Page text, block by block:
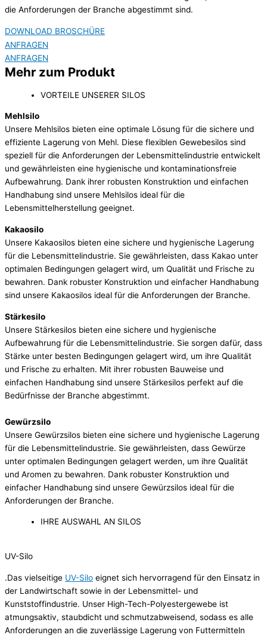
die Anforderungen der Branche abgestimmt sind.
DOWNLOAD BROSCHÜRE
ANFRAGEN
ANFRAGEN
Mehr zum Produkt
VORTEILE UNSERER SILOS
Mehlsilo
Unsere Mehlsilos bieten eine optimale Lösung für die sichere und
effiziente Lagerung von Mehl. Diese flexiblen Gewebesilos sind
speziell für die Anforderungen der Lebensmittelindustrie entwickelt
und gewährleisten eine hygienische und kontaminationsfreie
Aufbewahrung. Dank ihrer robusten Konstruktion und einfachen
Handhabung sind unsere Mehlsilos ideal für die
Lebensmittelherstellung geeignet.
Kakaosilo
Unsere Kakaosilos bieten eine sichere und hygienische Lagerung
für die Lebensmittelindustrie. Sie gewährleisten, dass Kakao unter
optimalen Bedingungen gelagert wird, um Qualität und Frische zu
bewahren. Dank robuster Konstruktion und einfacher Handhabung
sind unsere Kakaosilos ideal für die Anforderungen der Branche.
Stärkesilo
Unsere Stärkesilos bieten eine sichere und hygienische
Aufbewahrung für die Lebensmittelindustrie. Sie sorgen dafür, dass
Stärke unter besten Bedingungen gelagert wird, um ihre Qualität
und Frische zu erhalten. Mit ihrer robusten Bauweise und
einfachen Handhabung sind unsere Stärkesilos perfekt auf die
Bedürfnisse der Branche abgestimmt.
Gewürzsilo
Unsere Gewürzsilos bieten eine sichere und hygienische Lagerung
für die Lebensmittelindustrie. Sie gewährleisten, dass Gewürze
unter optimalen Bedingungen gelagert werden, um ihre Qualität
und Aromen zu bewahren. Dank robuster Konstruktion und
einfacher Handhabung sind unsere Gewürzsilos ideal für die
Anforderungen der Branche.
IHRE AUSWAHL AN SILOS
UV-Silo
.Das vielseitige UV-Silo eignet sich hervorragend für den Einsatz in
der Landwirtschaft sowie in der Lebensmittel- und
Kunststoffindustrie. Unser High-Tech-Polyestergewebe ist
atmungsaktiv, staubdicht und schmutzabweisend, sodass es alle
Anforderungen an die zuverlässige Lagerung von Futtermitteln